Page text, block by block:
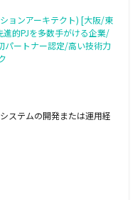
ョンアーキテクト) [大阪/東
的PJを多数手がける企業/
パートナー認定/高い技術力
ステムの開発または運用経